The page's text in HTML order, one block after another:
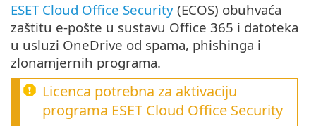
ESET Cloud Office Security (ECOS) obuhvaća
zaštitu e-pošte u sustavu Office 365 i datoteka
u usluzi OneDrive od spama, phishinga i
zlonamjernih programa.
Licenca potrebna za aktivaciju
programa ESET Cloud Office Security